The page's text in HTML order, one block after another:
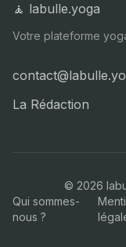
🧘 labulle.yoga
Votre plateforme
La Rédaction
© 2026
Qui sommes-
nous ?